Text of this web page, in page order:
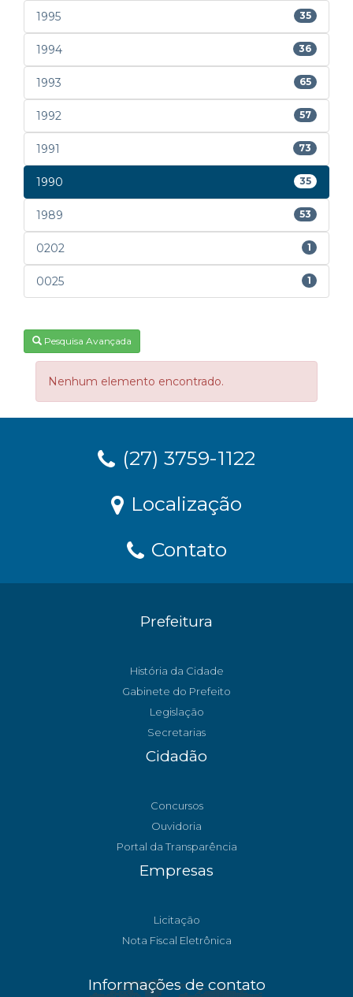
1995 35
1994 36
1993 65
1992 57
1991 73
1990 35
1989 53
0202 1
0025 1
Pesquisa Avançada
Nenhum elemento encontrado.
(27) 3759-1122
Localização
Contato
Prefeitura
História da Cidade
Gabinete do Prefeito
Legislação
Secretarias
Cidadão
Concursos
Ouvidoria
Portal da Transparência
Empresas
Licitação
Nota Fiscal Eletrônica
Informações de contato